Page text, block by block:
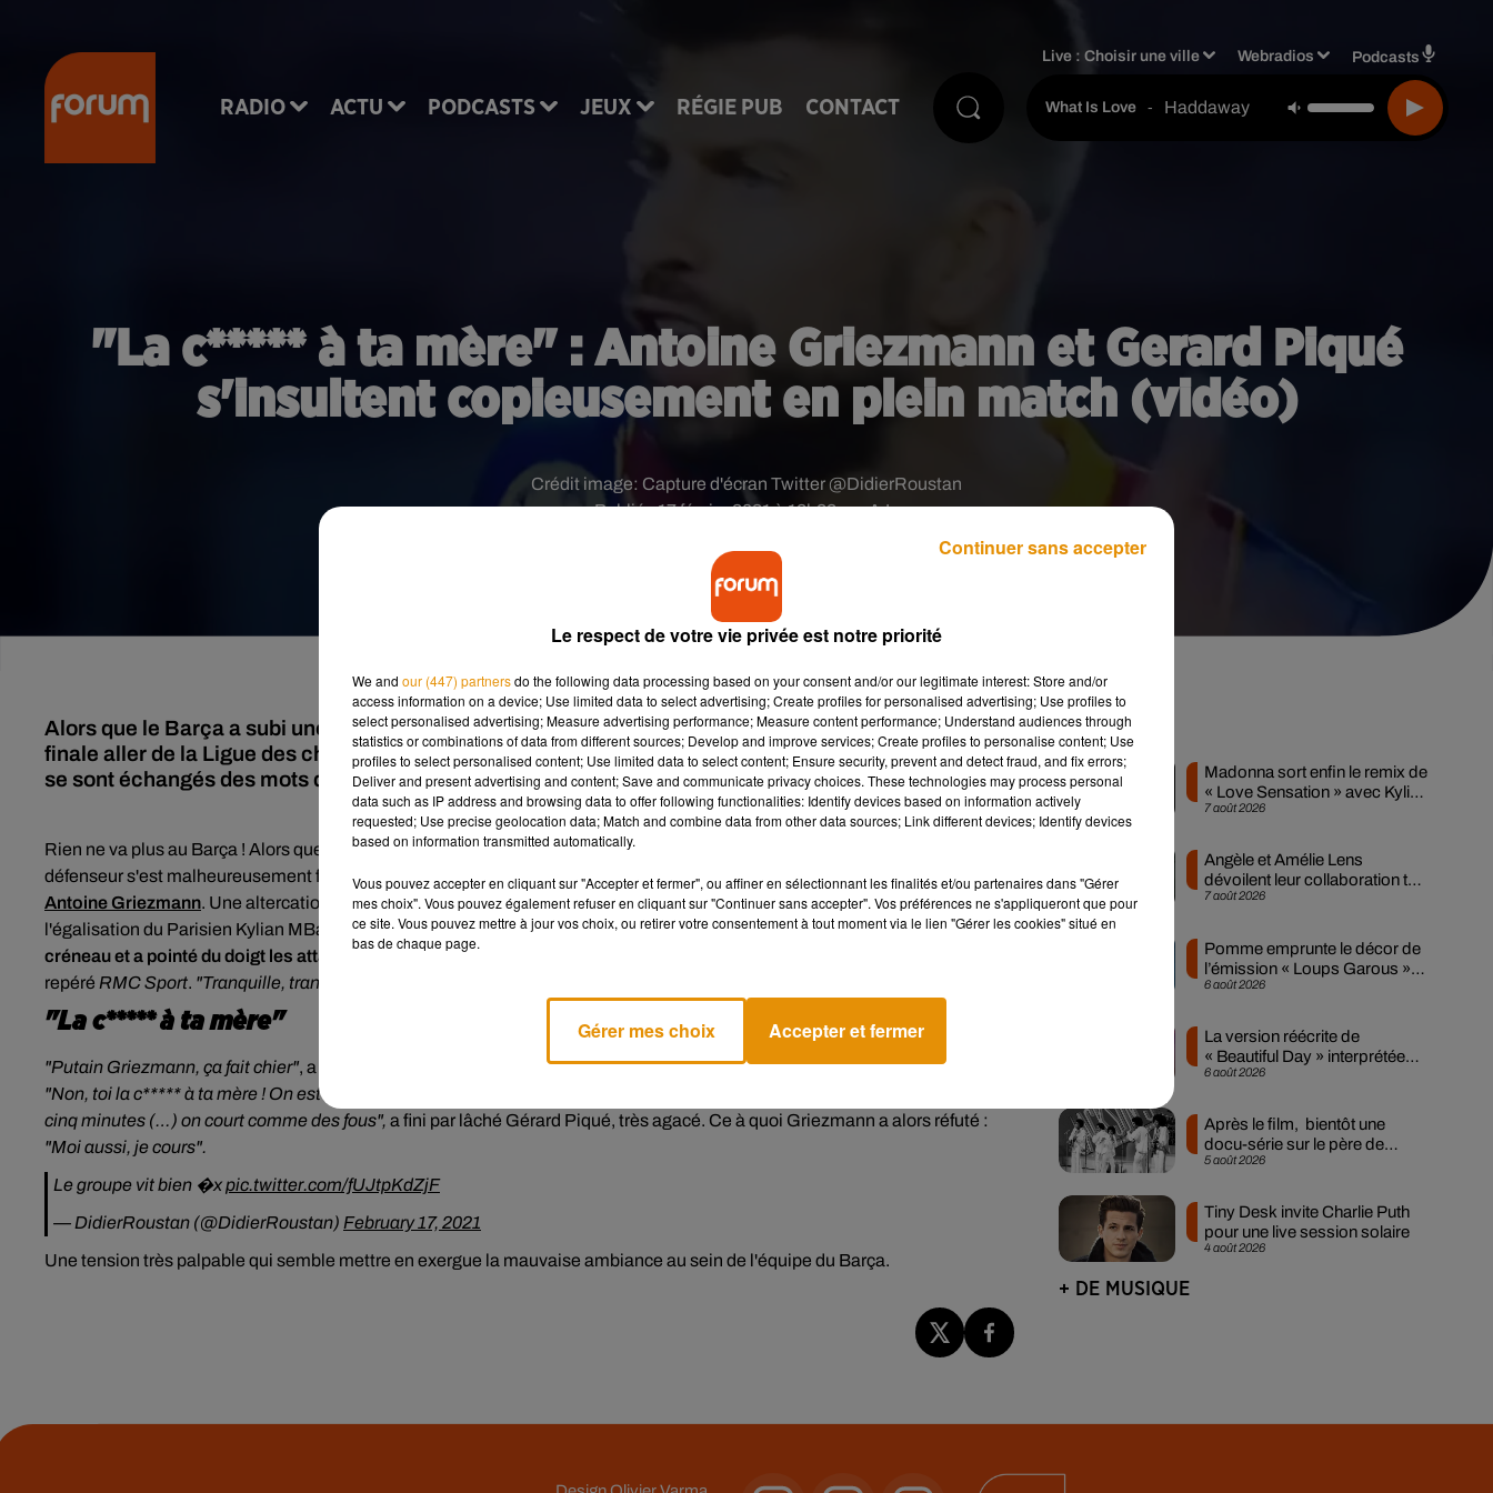
RADIO ACTU PODCASTS JEUX RÉGIE PUB CONTACT
Live :Choisir une ville Webradios Podcasts
What Is Love - Haddaway
"La c***** à ta mère" : Antoine Griezmann et Gerard Piqué
s'insultent copieusement en plein match (vidéo)
Publié : 17 février 2021 à 12h33 par A.L.
Crédit image: Capture d'écran Twitter @DidierRoustan
Alors que le Barça a subi une lourde défaite face au PSG (1-4) ce mardi 16 février, en 8ème de
finale aller de la Ligue des champions, l'Espagnol Gérard Piqué et le Français Antoine Griezmann
se sont échangés des mots d'oiseaux en plein match.
Rien ne va plus au Barça ! Alors que Gérard Piqué, était de retour dans l'équipe catalane après trois mois d’absence, le
défenseur s'est malheureusement fait remarquer sur la pelouse à cause d'une discussion très houleuse avec son coéquipier
Antoine Griezmann. Une altercation qui s'est déroulée lorsque le score n'était encore que de 1-1 au Camp Nou suite à
l'égalisation du Parisien Kylian MBappé. En effet, c'est à ce moment-là quele compagnon de Shakira est monté au
créneau et a pointé du doigt les attaquants
"On est trop haut, ça fait ch***, put***, allez !"
repéré RMC Sport. "Tranquille, tranquille, arrête de crier. Tranquille"
"La c***** à ta mère"
"Putain Griezmann, ça fait chier", a rétorqué l'Espagnol de 34 ans. "La c***** à ta mère", s'est ensuite exclamé le Français.
"Non, toi la c***** à ta mère ! On est en train de souffrir et tu nous laisses comme ça.
cinq minutes (…) on court comme des fous", a fini par lâché Gérard Piqué, très agacé. Ce à quoi Griezmann a alors réfuté :
"Moi aussi, je cours".
pic.twitter.com/fUJtpKdZjF
— DidierRoustan (@DidierRoustan) February 17, 2021
Une tension très palpable qui semble mettre en exergue la mauvaise ambiance au sein de l'équipe du Barça.
Musique
7 août 2026
Madonna sort enfin le remix de
« Love Sensation » avec Kylie
Minogue
7 août 2026
Angèle et Amélie Lens
dévoilent leur collaboration tant
attendue
6 août 2026
Pomme emprunte le décor de
l’émission « Loups Garous »
pour son...
6 août 2026
La version réécrite de
« Beautiful Day » interprétée
lors des...
5 août 2026
Après le film, bientôt une
docu-série sur le père de
Michael Jackson
4 août 2026
Tiny Desk invite Charlie Puth
pour une live session solaire
+ DE MUSIQUE
Le respect de votre vie privée est notre priorité
We and our (447) partnersdo the following data processing based on your consent and/or our legitimate interest: Store and/or
access information on a device; Use limited data to select advertising; Create profiles for personalised advertising; Use profiles to
select personalised advertising; Measure advertising performance; Measure content performance; Understand audiences through
statistics or combinations of data from different sources; Develop and improve services; Create profiles to personalise content; Use
profiles to select personalised content; Use limited data to select content; Ensure security, prevent and detect fraud, and fix errors;
Deliver and present advertising and content; Save and communicate privacy choices. These technologies may process personal
data such as IP address and browsing data to offer following functionalities: Identify devices based on information actively
requested; Use precise geolocation data; Match and combine data from other data sources; Link different devices; Identify devices
based on information transmitted automatically.
Vous pouvez accepter en cliquant sur "Accepter et fermer", ou affiner en sélectionnant les finalités et/ou partenaires dans "Gérer
mes choix". Vous pouvez également refuser en cliquant sur "Continuer sans accepter". Vos préférences ne s'appliqueront que pour
ce site. Vous pouvez mettre à jour vos choix, ou retirer votre consentement à tout moment via le lien "Gérer les cookies" situé en
bas de chaque page.
Gérer mes choix Accepter et fermer
Continuer sans accepter